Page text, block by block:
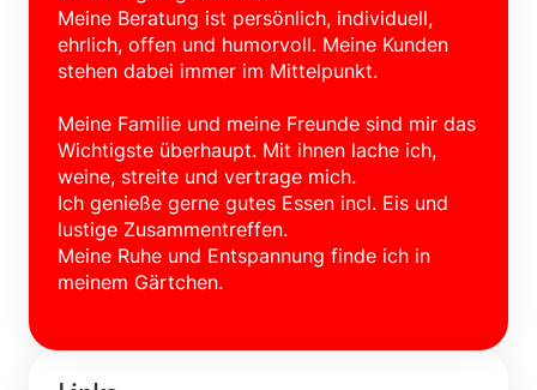
Meine Beratung ist persönlich, individuell,
ehrlich, offen und humorvoll. Meine Kunden
stehen dabei immer im Mittelpunkt.
Meine Familie und meine Freunde sind mir das
Wichtigste überhaupt. Mit ihnen lache ich,
weine, streite und vertrage mich.
Ich genieße gerne gutes Essen incl. Eis und
lustige Zusammentreffen.
Meine Ruhe und Entspannung finde ich in
meinem Gärtchen.